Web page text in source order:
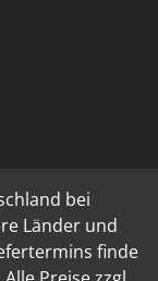
bei
Länder und
finde